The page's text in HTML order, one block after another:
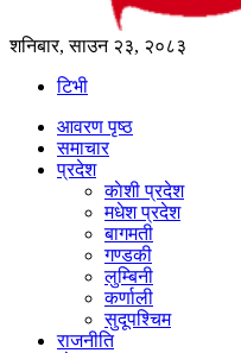
शनिबार, साउन २३, २०८३
टिभी
आवरण पृष्‍ठ
समाचार
प्रदेश
काेशी प्रदेश
मधेश प्रदेश
बागमती
गण्डकी
लुम्बिनी
कर्णाली
सुदूपश्‍चिम
राजनीति